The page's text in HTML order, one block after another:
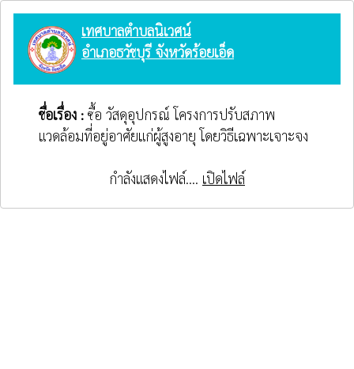
เทศบาลตำบลนิเวศน์
อำเภอธวัชบุรี จังหวัดร้อยเอ็ด
ชื่อเรื่อง : ซื้อ วัสดุอุปกรณ์ โครงการปรับสภาพ
แวดล้อมที่อยู่อาศัยแก่ผู้สูงอายุ โดยวิธีเฉพาะเจาะจง
กำลังแสดงไฟล์.... เปิดไฟล์